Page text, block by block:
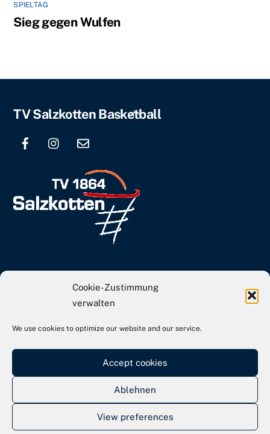
Cookie-Zustimmung
verwalten
We use cookies to optimize our website and our service.
Accept cookies
Ablehnen
View preferences
SPIELTAG
Sieg gegen Wulfen
Back
TV Salzkotten Basketball
info[at]tvs-basketball.de
Webseite TVS Gesamtverein
Kontakt